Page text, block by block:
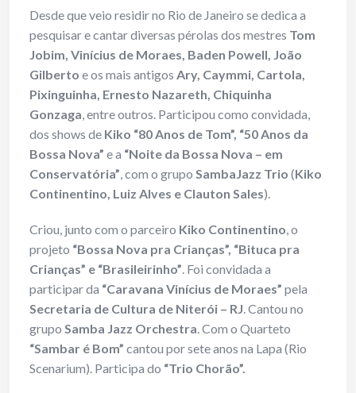
Desde que veio residir no Rio de Janeiro se dedica a
pesquisar e cantar diversas pérolas dos mestres Tom
Jobim, Vinícius de Moraes, Baden Powell, João
Gilberto e os mais antigos Ary, Caymmi, Cartola,
Pixinguinha, Ernesto Nazareth, Chiquinha
Gonzaga, entre outros. Participou como convidada,
dos shows de Kiko “80 Anos de Tom”, “50 Anos da
Bossa Nova” e a “Noite da Bossa Nova – em
Conservatória”, com o grupo SambaJazz Trio (Kiko
Continentino, Luiz Alves e Clauton Sales).
Criou, junto com o parceiro Kiko Continentino, o
projeto “Bossa Nova pra Crianças”, “Bituca pra
Crianças” e “Brasileirinho”. Foi convidada a
participar da “Caravana Vinícius de Moraes” pela
Secretaria de Cultura de Niterói – RJ. Cantou no
grupo Samba Jazz Orchestra. Com o Quarteto
“Sambar é Bom” cantou por sete anos na Lapa (Rio
Scenarium). Participa do “Trio Chorão”.